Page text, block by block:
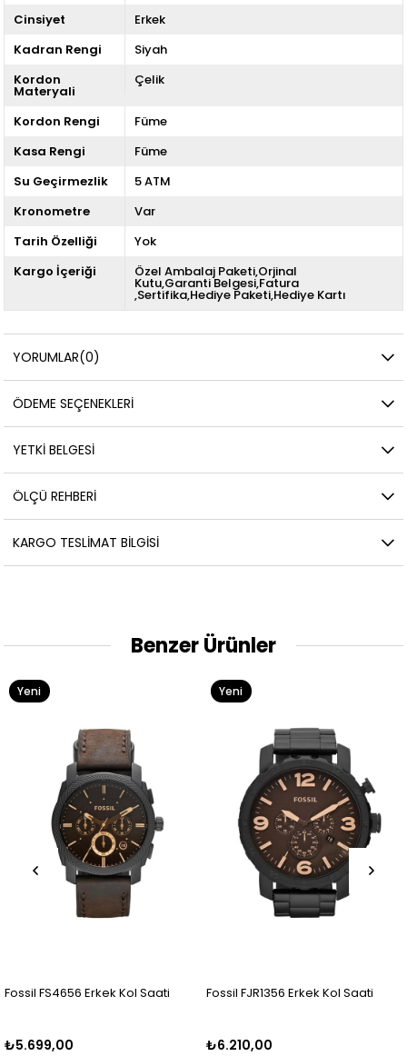
Cinsiyet
Erkek
Kadran Rengi
Siyah
Kordon
Materyali
Çelik
Kordon Rengi
Füme
Kasa Rengi
Füme
Su Geçirmezlik
5 ATM
Kronometre
Var
Tarih Özelliği
Yok
Kargo İçeriği
Özel Ambalaj Paketi,Orjinal
Kutu,Garanti Belgesi,Fatura
,Sertifika,Hediye Paketi,Hediye Kartı
YORUMLAR(0)
ÖDEME SEÇENEKLERI
YETKİ BELGESİ
ÖLÇÜ REHBERI
KARGO TESLIMAT BILGISI
Benzer Ürünler
Saati Fossil FJR1356 Erkek Kol Saati
₺6.210,00
Fossil FFS5024 Erkek
₺6.000,00